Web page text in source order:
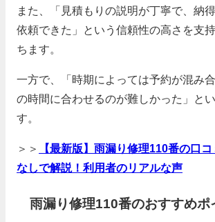
また、「見積もりの説明が丁寧で、納
依頼できた」という信頼性の高さを支
ちます。
一方で、「時期によっては予約が混み
の時間に合わせるのが難しかった」と
す。
＞＞
【最新版】雨漏り修理110番の口
なしで解説！利用者のリアルな声
雨漏り修理110番のおすすめポ